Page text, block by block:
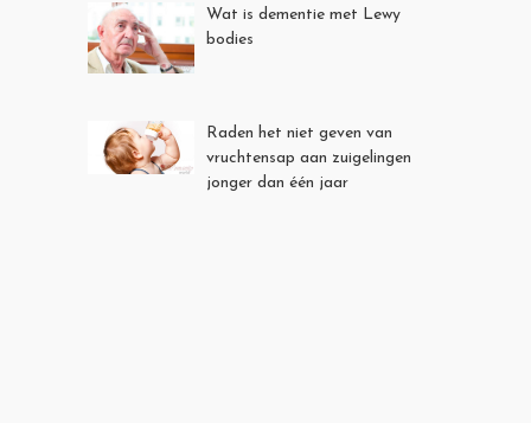
Wat is dementie met Lewy
bodies
Raden het niet geven van
vruchtensap aan zuigelingen
jonger dan één jaar